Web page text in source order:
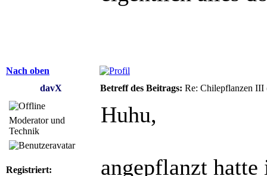
Nach oben
davX
Betreff des Beitrags: Re: Chilepflanzen III
Moderator und
Technik
Registriert:
Huhu,
angepflanzt